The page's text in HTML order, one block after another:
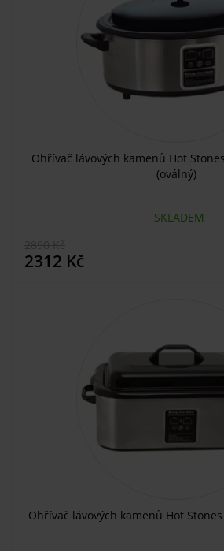
Ohřívač lávových kamenů Hot
(oválný)
SKLADEM
2312 Kč
Ohřívač lávových kamenů Hot